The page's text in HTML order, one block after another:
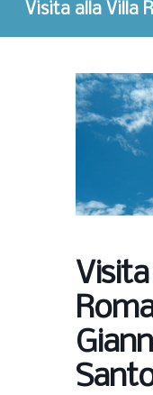
Visita alla Villa